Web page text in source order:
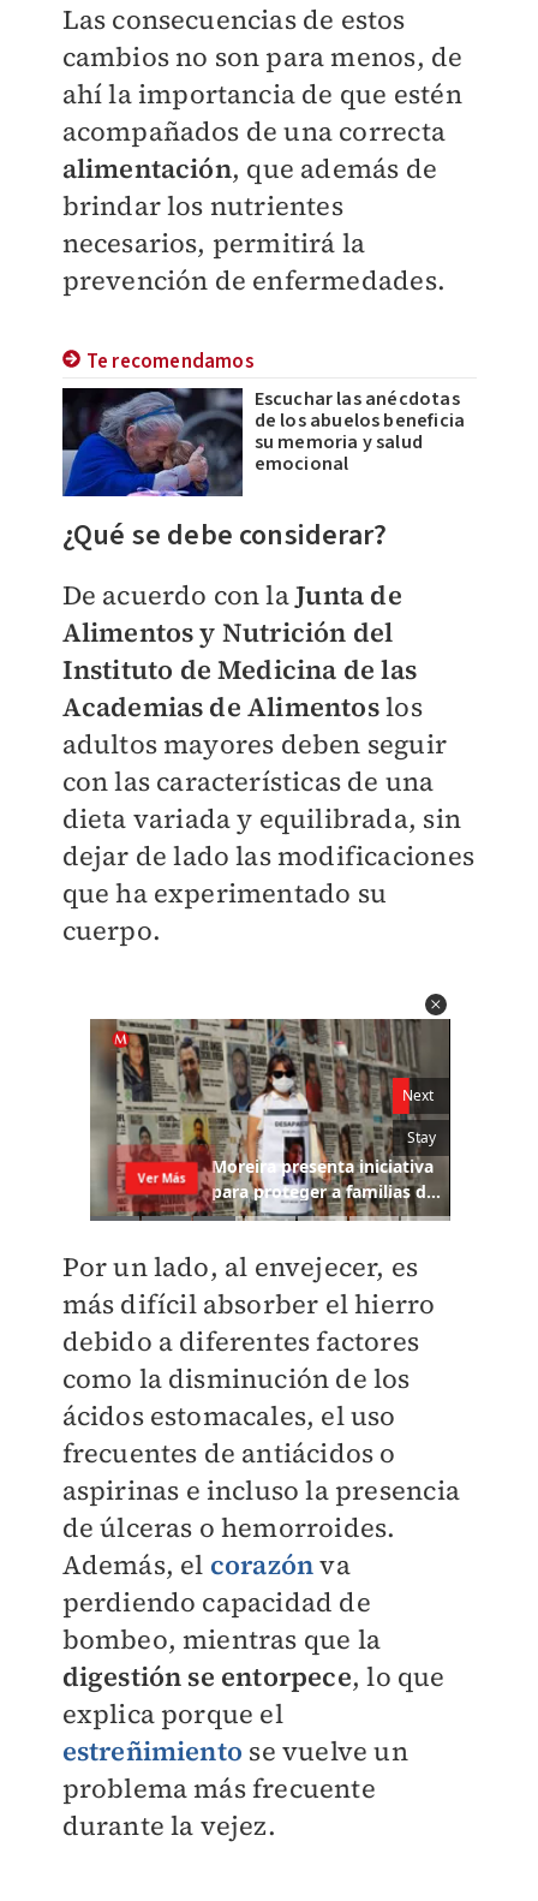
Las consecuencias de estos
cambios no son para menos, de
ahí la importancia de que estén
acompañados de una correcta
alimentación, que además de
brindar los nutrientes
necesarios, permitirá la
prevención de enfermedades.
Te recomendamos
Escuchar las anécdotas
de los abuelos beneficia
su memoria y salud
emocional
¿Qué se debe considerar?
De acuerdo con laJunta de
Alimentos y Nutrición del
Instituto de Medicina de las
Academias de Alimentoslos
adultos mayores deben seguir
con las características de una
dieta variada y equilibrada, sin
dejar de lado las modificaciones
que ha experimentado su
cuerpo.
Por un lado, al envejecer, es
más difícil absorber el hierro
debido a diferentes factores
como la disminución de los
ácidos estomacales, el uso
frecuentes de antiácidos o
aspirinas e incluso la presencia
de úlceras o hemorroides.
Además, el corazónva
perdiendo capacidad de
bombeo, mientras que la
digestión se entorpece, lo que
explica porque el
estreñimiento se vuelve un
problema más frecuente
durante la vejez.